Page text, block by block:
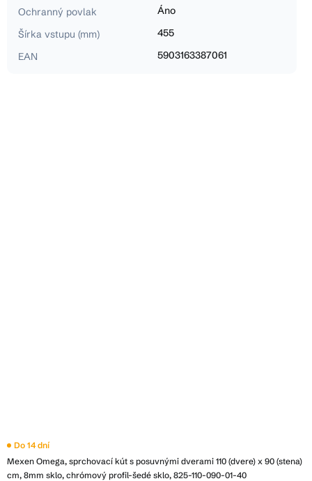
Ochranný povlak
Áno
Šírka vstupu (mm)
455
EAN
5903163387061
Mexen Omega, sprchovací kút s posuvnými dverami 110 (dvere) x 90 (stena)
cm, 8mm sklo, chrómový profil-šedé sklo, 825-110-090-01-40
Do 14 dní